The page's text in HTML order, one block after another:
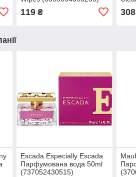
119₴ 308
Escada Especially Escada
Парфумована вода 50ml
(737052430515)